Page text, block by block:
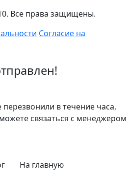
Все права защищены.
Согласие на
перезвонили в течение часа,
связаться с менеджером
На главную